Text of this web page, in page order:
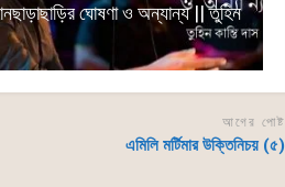
ঘোষণা ও অন্যান্য || তুহিন
আগের পোষ্ট
এমিলি মর্টিমার উক্তিনিচয় (৫)